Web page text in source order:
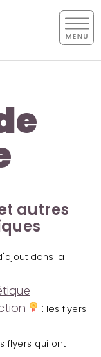
autres
dans la
: les flyers
flyers qui ont